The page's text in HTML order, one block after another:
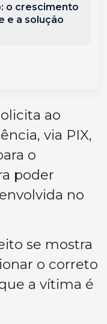
o crescimento
e a solução
ao
via PIX,
o
poder
no
se mostra
o correto
a vítima é